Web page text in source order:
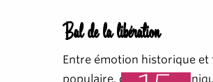
Bal de la libération
Entre émotion historique et
populaire, cette soirée